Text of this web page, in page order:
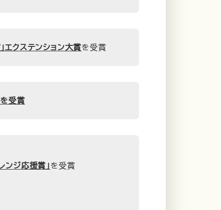
エクステンション大賞を受賞
受賞
ンジ応援賞」を受賞